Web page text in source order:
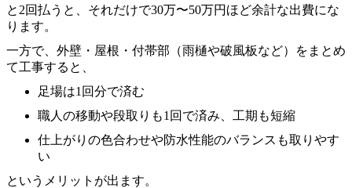
と2回払うと、それだけで30万〜50万円ほど余計な出費にな
ります。
一方で、外壁・屋根・付帯部（雨樋や破風板など）をまとめ
て工事すると、
足場は1回分で済む
職人の移動や段取りも1回で済み、工期も短縮
仕上がりの色合わせや防水性能のバランスも取りやす
い
というメリットが出ます。